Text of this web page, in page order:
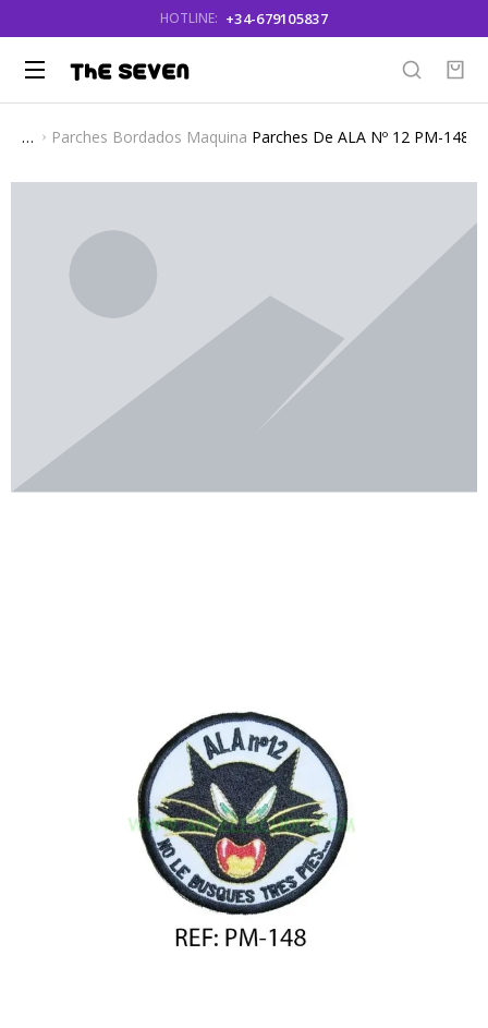
HOTLINE: +34-679105837
You are here:
Parches Bordados Maquina Parches De ALA Nº 12 PM-148